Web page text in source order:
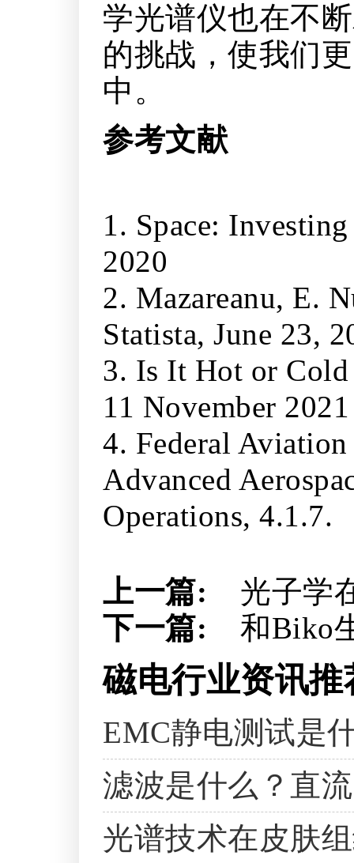
学光谱仪也在不
的挑战，使我们
中。
参考文献
1. Space:
2020
2. Mazareanu, E.
Statista, June 23,
3. Is It Hot or Cold
11 November 2021
4. Federal
Advanced
Operations, 4.1.7.
上一篇:
光子学
下一篇:
和Biko
磁电行业资讯推
EMC静电测试是
滤波是什么？直
光谱技术在皮肤